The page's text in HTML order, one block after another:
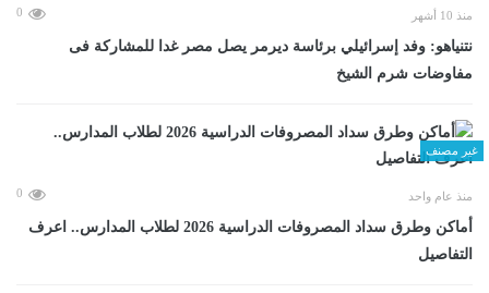
منذ 10 أشهر 0
نتنياهو: وفد إسرائيلي برئاسة ديرمر يصل مصر غدا للمشاركة فى
مفاوضات شرم الشيخ
غير مصنف
منذ عام واحد 0
أماكن وطرق سداد المصروفات الدراسية 2026 لطلاب المدارس.. اعرف
التفاصيل